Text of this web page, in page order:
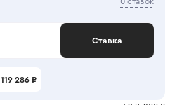
Ставка
119 286 ₽